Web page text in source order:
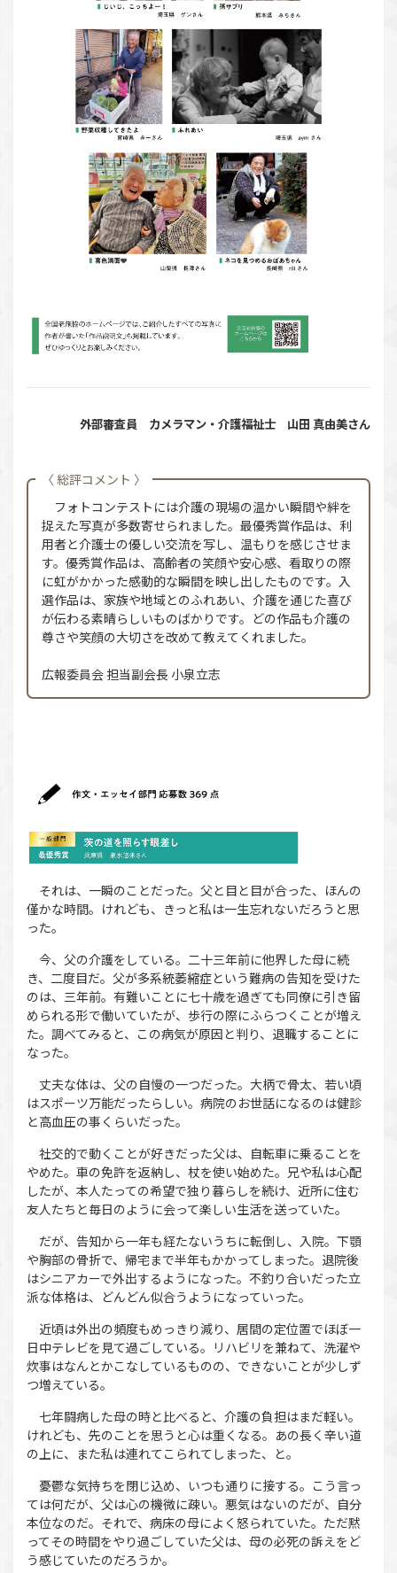
外部審査員 カメラマン・介護福祉士 山田 真由美さん
〈 総評コメント 〉
フォトコンテストには介護の現場の温かい瞬間や絆を
捉えた写真が多数寄せられました。最優秀賞作品は、利
用者と介護士の優しい交流を写し、温もりを感じさせま
す。優秀賞作品は、高齢者の笑顔や安心感、看取りの際
に虹がかかった感動的な瞬間を映し出したものです。入
選作品は、家族や地域とのふれあい、介護を通じた喜び
が伝わる素晴らしいものばかりです。どの作品も介護の
尊さや笑顔の大切さを改めて教えてくれました。
広報委員会 担当副会長 小泉立志
それは、一瞬のことだった。父と目と目が合った、ほんの
僅かな時間。けれども、きっと私は一生忘れないだろうと思
った。
今、父の介護をしている。二十三年前に他界した母に続
き、二度目だ。父が多系統萎縮症という難病の告知を受けた
のは、三年前。有難いことに七十歳を過ぎても同僚に引き留
められる形で働いていたが、歩行の際にふらつくことが増え
た。調べてみると、この病気が原因と判り、退職することに
なった。
丈夫な体は、父の自慢の一つだった。大柄で骨太、若い頃
はスポーツ万能だったらしい。病院のお世話になるのは健診
と高血圧の事くらいだった。
社交的で動くことが好きだった父は、自転車に乗ることを
やめた。車の免許を返納し、杖を使い始めた。兄や私は心配
したが、本人たっての希望で独り暮らしを続け、近所に住む
友人たちと毎日のように会って楽しい生活を送っていた。
だが、告知から一年も経たないうちに転倒し、入院。下顎
や胸部の骨折で、帰宅まで半年もかかってしまった。退院後
はシニアカーで外出するようになった。不釣り合いだった立
派な体格は、どんどん似合うようになっていった。
近頃は外出の頻度もめっきり減り、居間の定位置でほぼ一
日中テレビを見て過ごしている。リハビリを兼ねて、洗濯や
炊事はなんとかこなしているものの、できないことが少しず
つ増えている。
七年闘病した母の時と比べると、介護の負担はまだ軽い。
けれども、先のことを思うと心は重くなる。あの長く辛い道
の上に、また私は連れてこられてしまった、と。
憂鬱な気持ちを閉じ込め、いつも通りに接する。こう言っ
ては何だが、父は心の機微に疎い。悪気はないのだが、自分
本位なのだ。それで、病床の母によく怒られていた。ただ黙
ってその時間をやり過ごしていた父は、母の必死の訴えをど
う感じていたのだろうか。